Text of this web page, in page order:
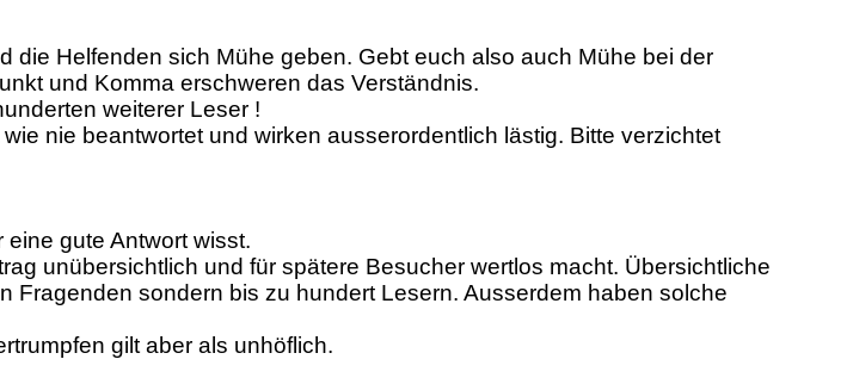
die Helfenden sich Mühe geben. Gebt euch also auch Mühe bei der
und Komma erschweren das Verständnis.
weiterer Leser !
nie beantwortet und wirken ausserordentlich lästig. Bitte verzichtet
gute Antwort wisst.
unübersichtlich und für spätere Besucher wertlos macht. Übersichtliche
sondern bis zu hundert Lesern. Ausserdem haben solche
gilt aber als unhöflich.